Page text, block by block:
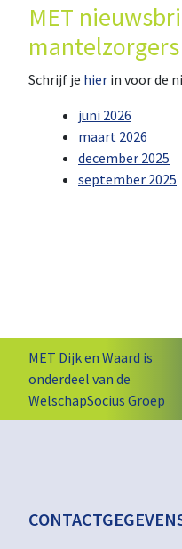
MET
mantelzorgers
Schrijf je hier in voor de
juni 2026
maart 2026
december 2025
september 2025
MET Dijk en Waard is
onderdeel van de
WelschapSocius Groep